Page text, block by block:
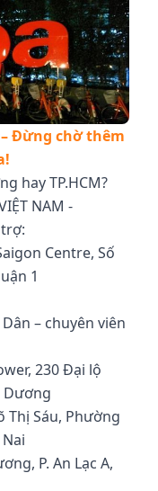
Đừng chờ thêm
hay TP.HCM?
NAM -
Centre, Số
1
– chuyên viên
230 Đại lộ
Dương
Thị Sáu, Phường
P. An Lạc A,